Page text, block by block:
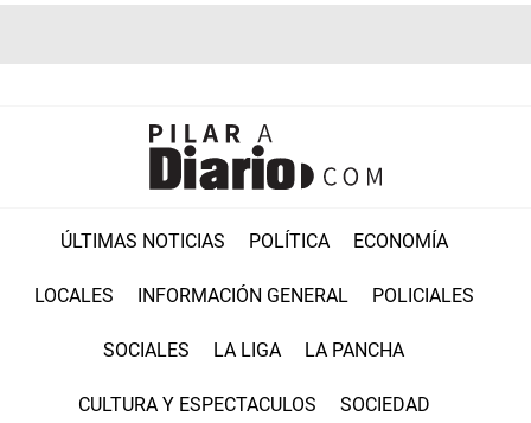
ÚLTIMAS NOTICIAS POLÍTICA ECONOMÍA
LOCALES INFORMACIÓN GENERAL POLICIALES
SOCIALES LA LIGA LA PANCHA
CULTURA Y ESPECTACULOS SOCIEDAD